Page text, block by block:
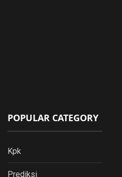
POPULAR CATEGORY
Kpk
Prediksi